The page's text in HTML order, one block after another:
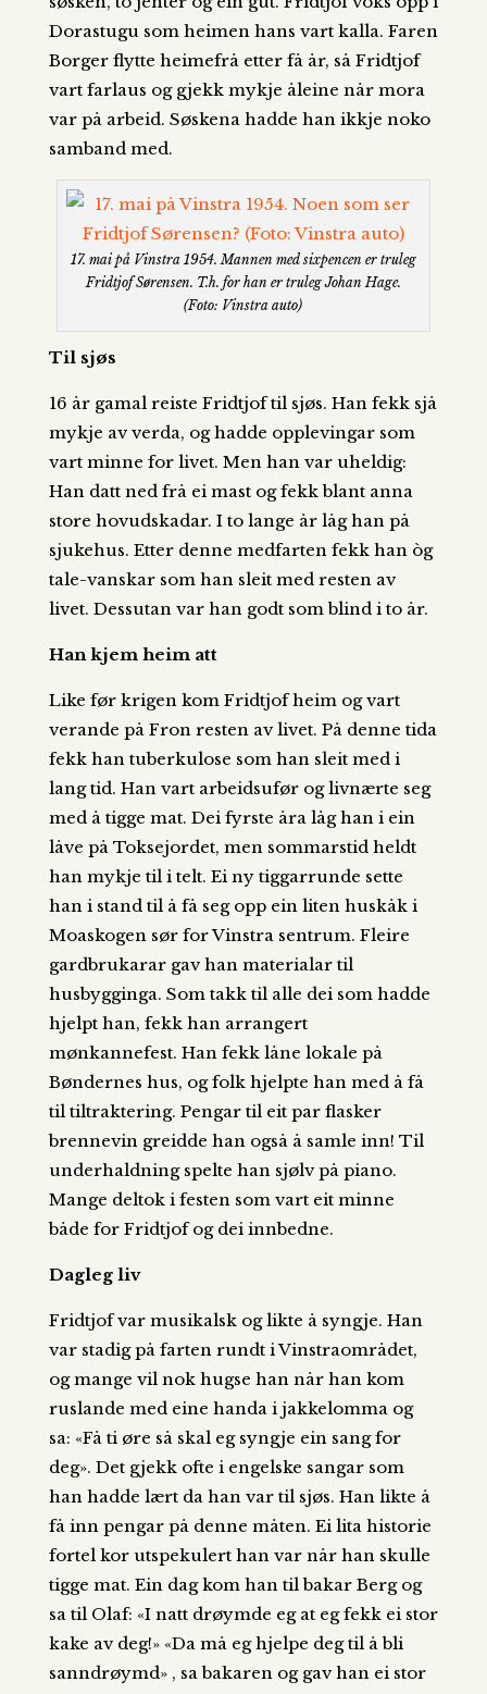
Dorastugu som heimen hans vart kalla. Faren
Borger flytte heimefrå etter få år, så Fridtjof
vart farlaus og gjekk mykje åleine når mora
var på arbeid. Søskena hadde han ikkje noko
samband med.
17. mai på Vinstra 1954. Mannen med sixpencen er truleg
Fridtjof Sørensen. T.h. for han er truleg Johan Hage.
(Foto: Vinstra auto)
Til sjøs
16 år gamal reiste Fridtjof til sjøs. Han fekk sjå
mykje av verda, og hadde opplevingar som
vart minne for livet. Men han var uheldig:
Han datt ned frå ei mast og fekk blant anna
store hovudskadar. I to lange år låg han på
sjukehus. Etter denne medfarten fekk han òg
tale-vanskar som han sleit med resten av
livet. Dessutan var han godt som blind i to år.
Han kjem heim att
Like før krigen kom Fridtjof heim og vart
verande på Fron resten av livet. På denne tida
fekk han tuberkulose som han sleit med i
lang tid. Han vart arbeidsufør og livnærte seg
med å tigge mat. Dei fyrste åra låg han i ein
låve på Toksejordet, men sommarstid heldt
han mykje til i telt. Ei ny tiggarrunde sette
han i stand til å få seg opp ein liten huskåk i
Moaskogen sør for Vinstra sentrum. Fleire
gardbrukarar gav han materialar til
husbygginga. Som takk til alle dei som hadde
hjelpt han, fekk han arrangert
mønkannefest. Han fekk låne lokale på
Bøndernes hus, og folk hjelpte han med å få
til tiltraktering. Pengar til eit par flasker
brennevin greidde han også å samle inn! Til
underhaldning spelte han sjølv på piano.
Mange deltok i festen som vart eit minne
både for Fridtjof og dei innbedne.
Dagleg liv
Fridtjof var musikalsk og likte å syngje. Han
var stadig på farten rundt i Vinstraområdet,
og mange vil nok hugse han når han kom
ruslande med eine handa i jakkelomma og
sa: «Få ti øre så skal eg syngje ein sang for
deg». Det gjekk ofte i engelske sangar som
han hadde lært da han var til sjøs. Han likte å
få inn pengar på denne måten. Ei lita historie
fortel kor utspekulert han var når han skulle
tigge mat. Ein dag kom han til bakar Berg og
sa til Olaf: «I natt drøymde eg at eg fekk ei stor
kake av deg!» «Da må eg hjelpe deg til å bli
sanndrøymd» , sa bakaren og gav han ei stor